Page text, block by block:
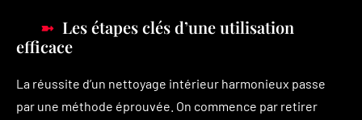
Les étapes clés d’une utilisation
efficace
La réussite d’un nettoyage intérieur harmonieux passe
par une méthode éprouvée. On commence par retirer